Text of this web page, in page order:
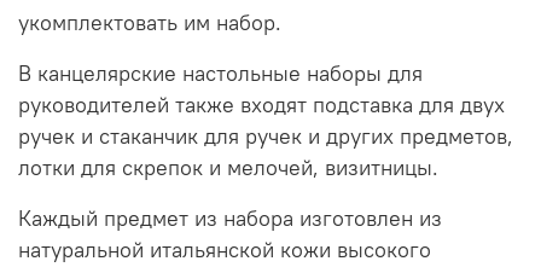
укомплектовать им набор.
В канцелярские настольные наборы для
руководителей также входят подставка для двух
ручек и стаканчик для ручек и других предметов,
лотки для скрепок и мелочей, визитницы.
Каждый предмет из набора изготовлен из
натуральной итальянской кожи высокого